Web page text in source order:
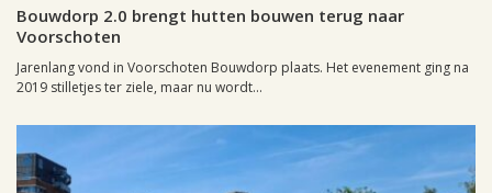
Bouwdorp 2.0 brengt hutten bouwen terug naar
Voorschoten
Jarenlang vond in Voorschoten Bouwdorp plaats. Het evenement ging na
2019 stilletjes ter ziele, maar nu wordt...